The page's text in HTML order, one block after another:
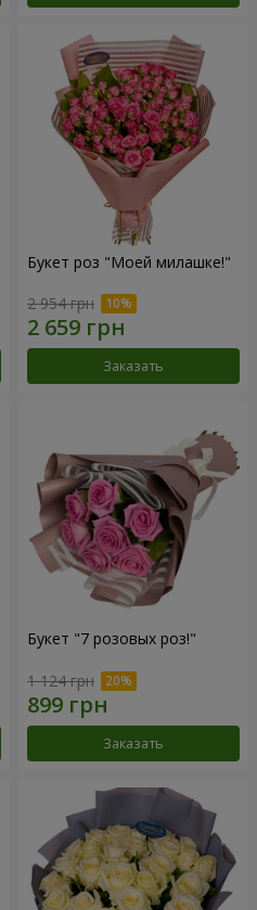
Букет роз "Моей милашке!"
2 954 грн
Заказать
Букет "7 розовых роз!"
1 124 грн
Заказать